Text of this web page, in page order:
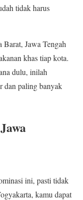
tidak harus
Barat, Jawa Tengah
khas tiap kota.
dulu, inilah
dan paling banyak
ini, pasti tidak
kamu dapat